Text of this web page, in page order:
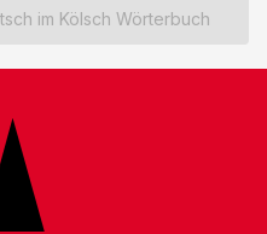
im Kölsch Wörterbuch